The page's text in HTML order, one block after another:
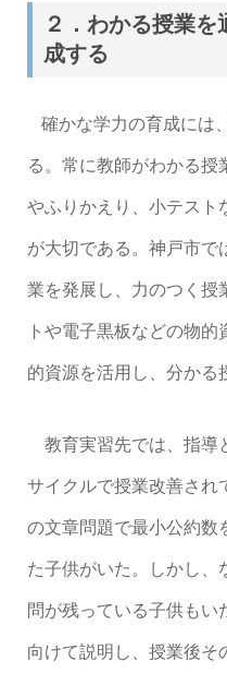
２．わかる授業
成する
確かな学力の育成には
る。常に教師がわかる授
やふりかえり、小テスト
が大切である。神戸市で
業を発展し、力のつく授
トや電子黒板などの物
的資源を活用し、分かる
教育実習先では、指導
サイクルで授業改善され
の文章問題で最小公約数
た子供がいた。しかし、
問が残っている子供もい
向けて説明し、授業後そ